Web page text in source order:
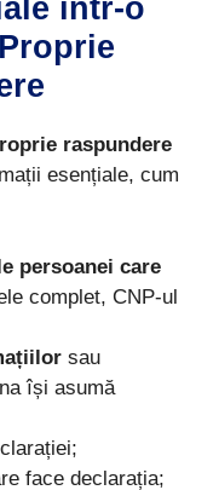
într-o
raspundere
esențiale, cum
persoanei care
complet, CNP-ul
sau
își asumă
face declarația;